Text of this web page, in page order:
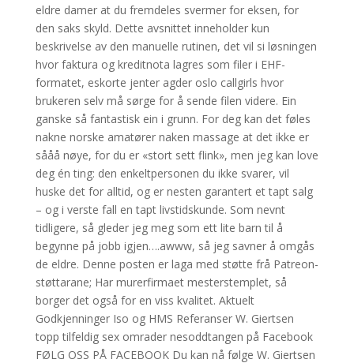
eldre damer at du fremdeles svermer for eksen, for
den saks skyld. Dette avsnittet inneholder kun
beskrivelse av den manuelle rutinen, det vil si løsningen
hvor faktura og kreditnota lagres som filer i EHF-
formatet, eskorte jenter agder oslo callgirls hvor
brukeren selv må sørge for å sende filen videre. Ein
ganske så fantastisk ein i grunn. For deg kan det føles
nakne norske amatører naken massage at det ikke er
sååå nøye, for du er «stort sett flink», men jeg kan love
deg én ting: den enkeltpersonen du ikke svarer, vil
huske det for alltid, og er nesten garantert et tapt salg
– og i verste fall en tapt livstidskunde. Som nevnt
tidligere, så gleder jeg meg som ett lite barn til å
begynne på jobb igjen….awww, så jeg savner å omgås
de eldre. Denne posten er laga med støtte frå Patreon-
støttarane; Har murerfirmaet mesterstemplet, så
borger det også for en viss kvalitet. Aktuelt
Godkjenninger Iso og HMS Referanser W. Giertsen
topp tilfeldig sex omrader nesoddtangen på Facebook
FØLG OSS PÅ FACEBOOK Du kan nå følge W. Giertsen